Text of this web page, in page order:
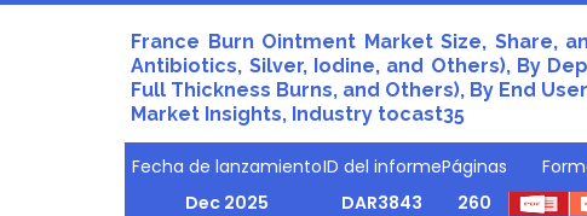
France Burn Ointment Market Size, Share,
Antibiotics, Silver, Iodine, and Others), By
Full Thickness Burns, and Others), By End
Market Insights, Industry tocast35
Fecha de lanzamiento
Dec 2025
ID del informe
DAR3843
Páginas
260